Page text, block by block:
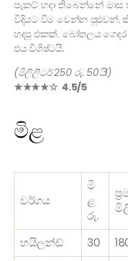
පැකට් හදා තිබෙන්නේ
විදියට වීම වෙන්න පුළුවන්.
හදපු එකක්. බෝතලය
එය විශිෂ්ටයි.
(මිලිලීටර් 250 රු. 50යිl)
★★★★☆ 4.5/5
මිළ
වර්ගය
මි
ළ
රු.
හයිලන්ඩ් 30